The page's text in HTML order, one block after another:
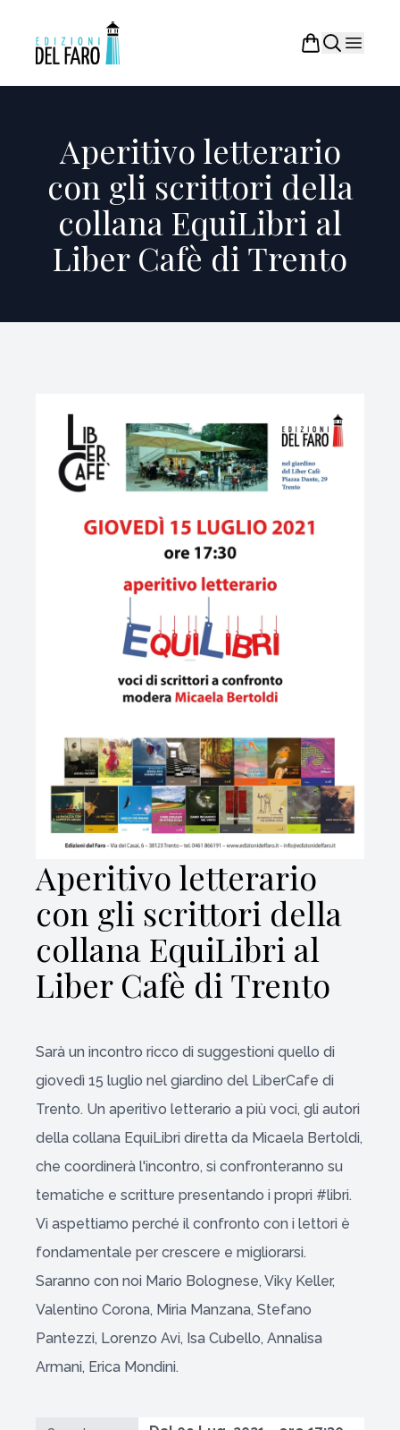
Aperitivo letterario
con gli scrittori della
collana EquiLibri al
Liber Cafè di Trento
Aperitivo letterario
con gli scrittori della
collana EquiLibri al
Liber Cafè di Trento
Sarà un incontro ricco di suggestioni quello di
giovedì 15 luglio nel giardino del LiberCafe di
Trento. Un aperitivo letterario a più voci, gli autori
della collana EquiLibri diretta da Micaela Bertoldi,
che coordinerà l'incontro, si confronteranno su
tematiche e scritture presentando i propri #libri.
Vi aspettiamo perché il confronto con i lettori è
fondamentale per crescere e migliorarsi.
Saranno con noi Mario Bolognese, Viky Keller,
Valentino Corona, Miria Manzana, Stefano
Pantezzi, Lorenzo Avi, Isa Cubello, Annalisa
Armani, Erica Mondini.